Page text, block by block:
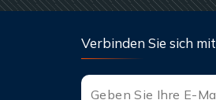
Verbinden Sie sich